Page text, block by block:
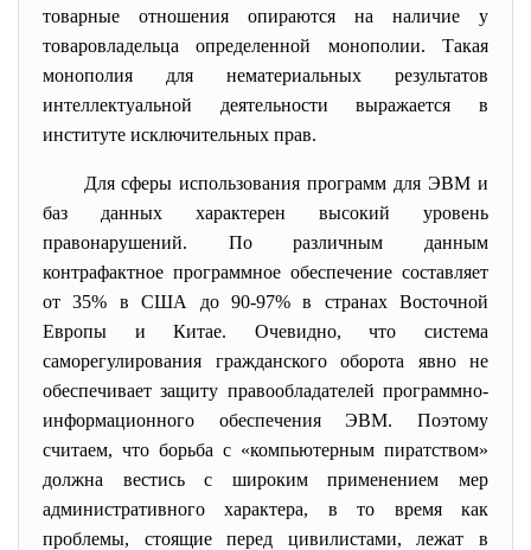
товарные отношения опираются на наличие у
товаровладельца определенной монополии. Такая
монополия для нематериальных результатов
интеллектуальной деятельности выражается в
институте исключительных прав.
Для сферы использования программ для ЭВМ и
баз данных характерен высокий уровень
правонарушений. По различным данным
контрафактное программное обеспечение составляет
от 35% в США до 90-97% в странах Восточной
Европы и Китае. Очевидно, что система
саморегулирования гражданского оборота явно не
обеспечивает защиту правообладателей программно-
информационного обеспечения ЭВМ. Поэтому
считаем, что борьба с «компьютерным пиратством»
должна вестись с широким применением мер
административного характера, в то время как
проблемы, стоящие перед цивилистами, лежат в